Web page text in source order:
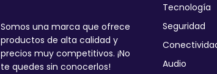
Somos una marca que ofrece
productos de alta calidad y
precios muy competitivos. ¡No
te quedes sin conocerlos!
Tecnología
Seguridad
Audio